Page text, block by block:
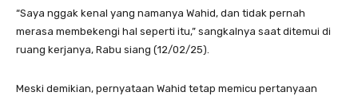
“Saya nggak kenal yang namanya Wahid, dan tidak pernah
merasa membekengi hal seperti itu,” sangkalnya saat ditemui di
ruang kerjanya, Rabu siang (12/02/25).
Meski demikian, pernyataan Wahid tetap memicu pertanyaan